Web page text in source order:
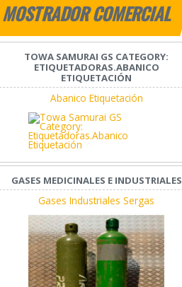
MOSTRADOR COMERCIAL
TOWA SAMURAI GS CATEGORY:
ETIQUETADORAS.ABANICO
ETIQUETACIÓN
Abanico Etiquetación
GASES MEDICINALES E INDUSTRIALES
Gases Industriales Sergas